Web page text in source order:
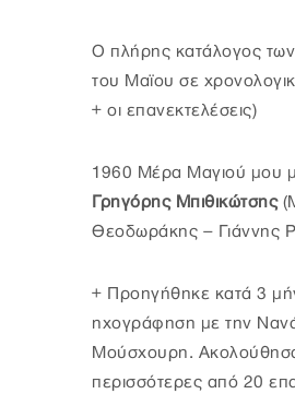
Ο πλήρης κατάλογος
του Μαϊου σε
+ οι επανεκτελέσεις)
1960 Μέρα Μαγιού μου
Γρηγόρης Μπιθικώτσης
Θεοδωράκης – Γιάννης
+ Προηγήθηκε κατά 3
ηχογράφηση με την
Μούσχουρη.
περισσότερες από 20